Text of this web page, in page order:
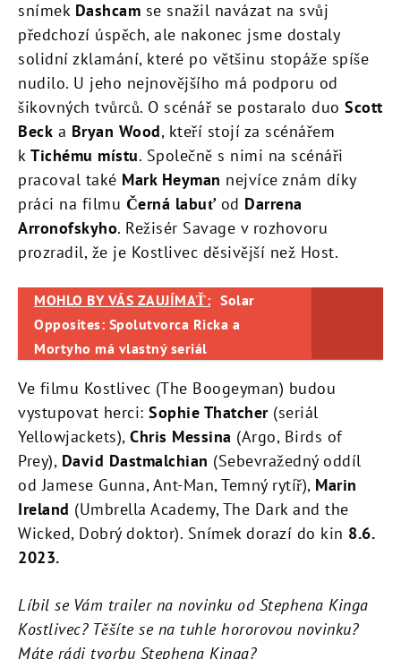
snímek Dashcam se snažil navázat na svůj
předchozí úspěch, ale nakonec jsme dostaly
solidní zklamání, které po většinu stopáže spíše
nudilo. U jeho nejnovějšího má podporu od
šikovných tvůrců. O scénář se postaralo duo Scott
Beck a Bryan Wood, kteří stojí za scénářem
k Tichému místu. Společně s nimi na scénáři
pracoval také Mark Heyman nejvíce znám díky
práci na filmu Černá labuťod Darrena
Arronofskyho. Režisér Savage v rozhovoru
prozradil, že je Kostlivec děsivější než Host.
MOHLO BY VÁS ZAUJÍMAŤ: Solar
Opposites: Spolutvorca Ricka a
Mortyho má vlastný seriál
Ve filmu Kostlivec (The Boogeyman) budou
vystupovat herci: Sophie Thatcher(seriál
Yellowjackets), Chris Messina (Argo, Birds of
Prey), David Dastmalchian (Sebevražedný oddíl
od Jamese Gunna, Ant-Man, Temný rytíř), Marin
Ireland (Umbrella Academy, The Dark and the
Wicked, Dobrý doktor). Snímek dorazí do kin 8.6.
2023.
Líbil se Vám trailer na novinku od Stephena Kinga
Kostlivec? Těšíte se na tuhle hororovou novinku?
Máte rádi tvorbu Stephena Kinga?